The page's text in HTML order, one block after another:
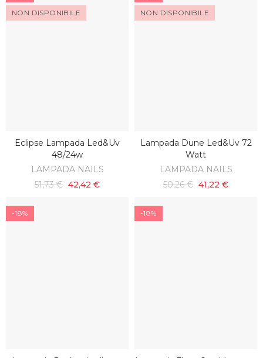
NON DISPONIBILE
SCOPRI
Eclipse Lampada Led&uv
48/24w
LAMPADA NAILS
51,73 € 42,42 €
NON DISPONIBILE
SCOPRI
Lampada Dune Led&uv 72
Watt
LAMPADA NAILS
50,26 € 41,22 €
-18% -18%